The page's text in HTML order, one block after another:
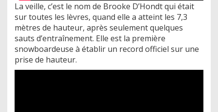
La veille, c’est le nom de Brooke D’Hondt qui était
sur toutes les lèvres, quand elle a atteint les 7,3
mètres de hauteur, après seulement quelques
sauts d’entraînement. Elle est la première
snowboardeuse à établir un record officiel sur une
prise de hauteur.